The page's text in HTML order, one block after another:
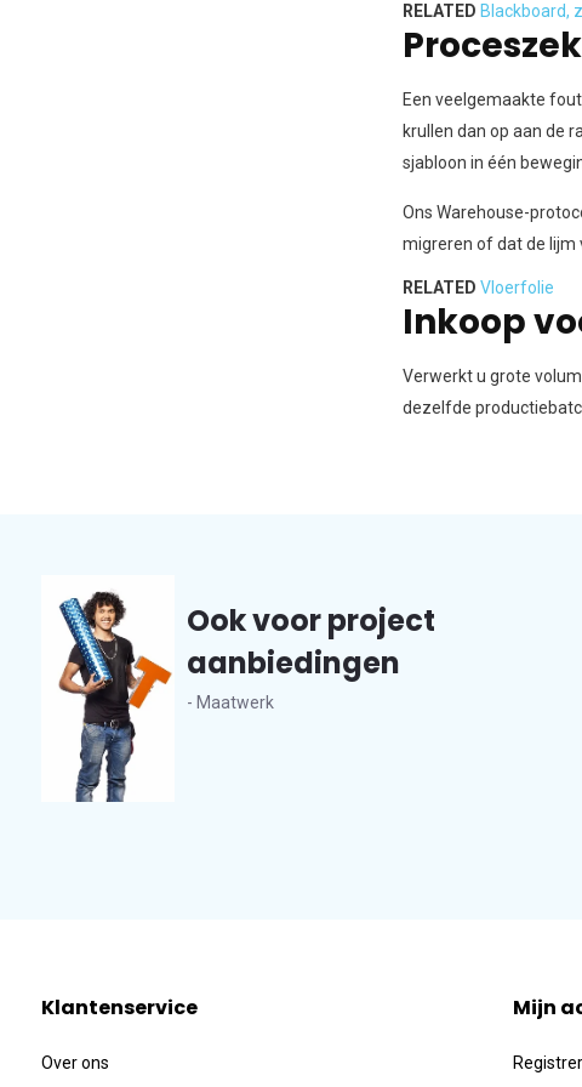
RELATED Blackboard,
Een veelgemaakte
krullen dan op aan de
sjabloon in één
Ons Warehouse-
migreren of dat de lijm
RELATED Vloerfolie
Inkoop
Verwerkt u grote
dezelfde
Ook voor project
aanbiedingen
- Maatwerk
Klantenservice
Over ons
Mijn